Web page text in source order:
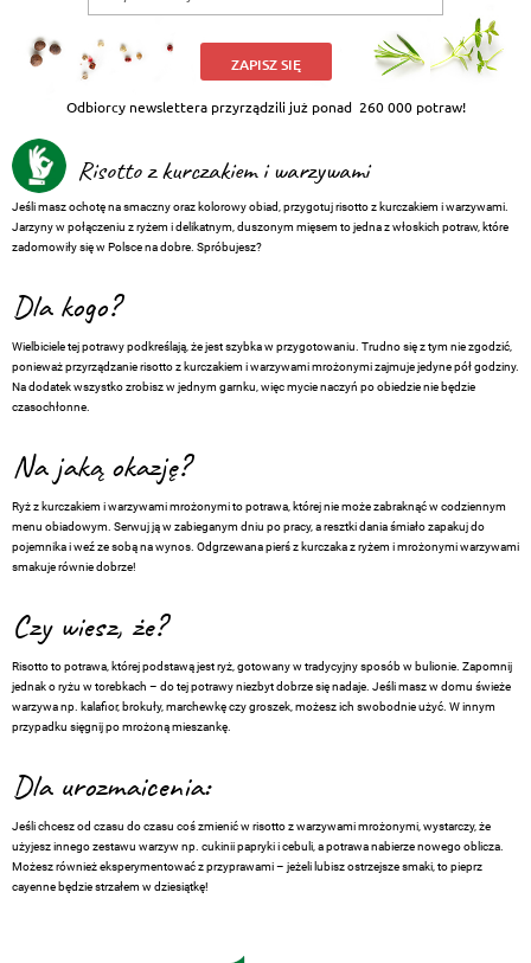
ZAPISZ SIĘ
Odbiorcy newslettera przyrządzili już ponad 260 000 potraw!
Risotto z kurczakiem i warzywami
Jeśli masz ochotę na smaczny oraz kolorowy obiad, przygotuj risotto z kurczakiem i warzywami.
Jarzyny w połączeniu z ryżem i delikatnym, duszonym mięsem to jedna z włoskich potraw, które
zadomowiły się w Polsce na dobre. Spróbujesz?
Dla kogo?
Wielbiciele tej potrawy podkreślają, że jest szybka w przygotowaniu. Trudno się z tym nie zgodzić,
ponieważ przyrządzanie risotto z kurczakiem i warzywami mrożonymi zajmuje jedyne pół godziny.
Na dodatek wszystko zrobisz w jednym garnku, więc mycie naczyń po obiedzie nie będzie
czasochłonne.
Na jaką okazję?
Ryż z kurczakiem i warzywami mrożonymi to potrawa, której nie może zabraknąć w codziennym
menu obiadowym. Serwuj ją w zabieganym dniu po pracy, a resztki dania śmiało zapakuj do
pojemnika i weź ze sobą na wynos. Odgrzewana pierś z kurczaka z ryżem i mrożonymi warzywami
smakuje równie dobrze!
Czy wiesz, że?
Risotto to potrawa, której podstawą jest ryż, gotowany w tradycyjny sposób w bulionie. Zapomnij
jednak o ryżu w torebkach – do tej potrawy niezbyt dobrze się nadaje. Jeśli masz w domu świeże
warzywa np. kalafior, brokuły, marchewkę czy groszek, możesz ich swobodnie użyć. W innym
przypadku sięgnij po mrożoną mieszankę.
Dla urozmaicenia:
Jeśli chcesz od czasu do czasu coś zmienić w risotto z warzywami mrożonymi, wystarczy, że
użyjesz innego zestawu warzyw np. cukinii papryki i cebuli, a potrawa nabierze nowego oblicza.
Możesz również eksperymentować z przyprawami – jeżeli lubisz ostrzejsze smaki, to pieprz
cayenne będzie strzałem w dziesiątkę!